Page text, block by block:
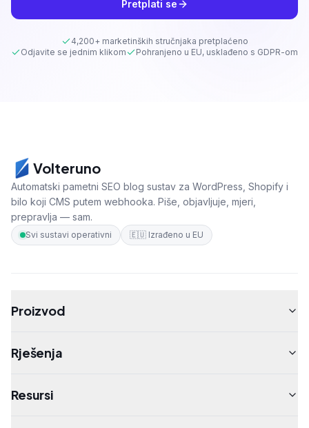
Pretplati se
4,200+ marketinških stručnjaka pretplaćeno
Odjavite se jednim klikom
Pohranjeno u EU, usklađeno s GDPR-om
Volteruno
Automatski pametni SEO blog sustav za WordPress, Shopify i
bilo koji CMS putem webhooka. Piše, objavljuje, mjeri,
prepravlja — sam.
Svi sustavi operativni 🇪🇺 Izrađeno u EU
Proizvod
Rješenja
Resursi